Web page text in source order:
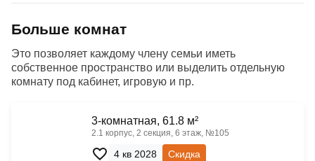
Больше комнат
Это позволяет каждому члену семьи иметь
собственное пространство или выделить отдельную
комнату под кабинет, игровую и пр.
3-комнатная, 61.8 м²
2.1 корпус, 2 секция, 6 этаж, №105
4 кв 2028
Скидка